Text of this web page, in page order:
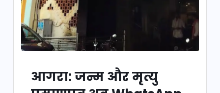
आगरा: जन्म और मृत्यु